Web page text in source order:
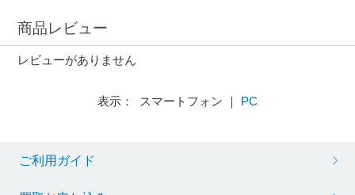
商品レビュー
レビューがありません
表示： スマートフォン ｜ PC
ご利用ガイド